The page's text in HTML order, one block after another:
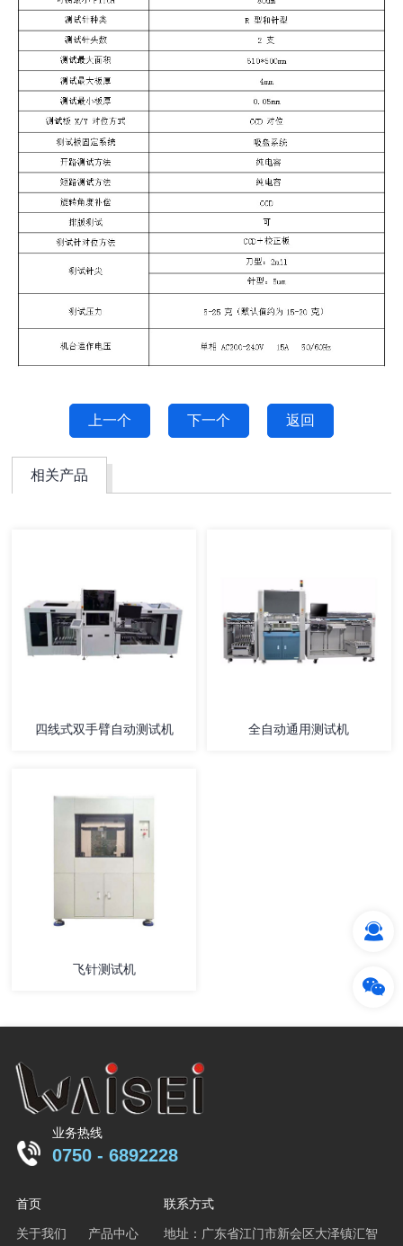
上一个 下一个 返回
相关产品
四线式双手臂自动测试机 全自动通用测试机
飞针测试机
业务热线
0750 - 6892228
首页
关于我们 产品中心
联系方式
地址：广东省江门市新会区大泽镇汇智